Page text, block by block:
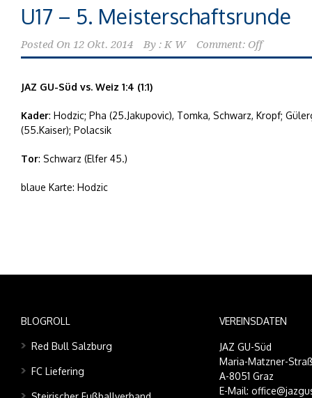
U17 – 5. Meisterschaftsrunde
Posted On 12 Okt. 2014 By : K W Comment: Off
JAZ GU-Süd vs. Weiz 1:4 (1:1)
Kader: Hodzic; Pha (25.Jakupovic), Tomka, Schwarz, Kropf;
(55.Kaiser); Polacsik
Tor: Schwarz (Elfer 45.)
blaue Karte: Hodzic
BLOGROLL
Red Bull Salzburg
FC Liefering
VEREINSDATEN
JAZ GU-Süd
Maria-Matzner-
A-8051 Graz
E-Mail: